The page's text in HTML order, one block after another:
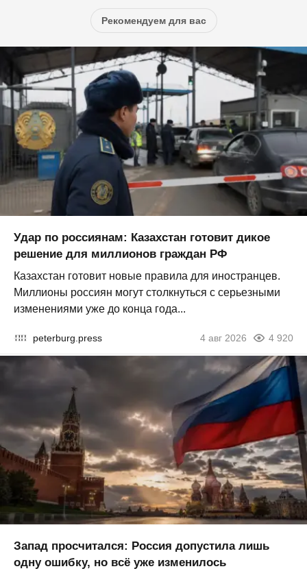
Рекомендуем для вас
Удар по россиянам: Казахстан готовит дикое
решение для миллионов граждан РФ
Казахстан готовит новые правила для иностранцев.
Миллионы россиян могут столкнуться с серьезными
изменениями уже до конца года...
peterburg.press 4 авг 2026 4 920
Запад просчитался: Россия допустила лишь
одну ошибку, но всё уже изменилось